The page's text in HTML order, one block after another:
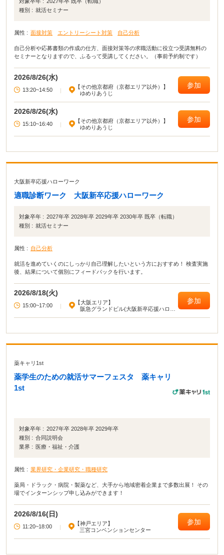
種別 : 就活セミナー
属性 : 面接対策 エントリーシート対策 自己分析
自己分析や応募書類の作成の仕方、面接対策等の求職活動に役立つ受講無料の
セミナーとなりますので、ふるって受講してください。（事前予約制です）
2026/8/26(水)
13:20~14:50 |
【その他京都府（京都エリア以外）】
ゆめりあうじ
参加
2026/8/26(水)
15:10~16:40 |
【その他京都府（京都エリア以外）】
ゆめりあうじ
参加
大阪新卒応援ハローワーク
適職診断ワーク 大阪新卒応援ハローワーク
対象卒年 : 2027年卒 2028年卒 2029年卒 2030年卒 既卒（転職）
種別 : 就活セミナー
属性 : 自己分析
就活を進めていくのにしっかり自己理解したいという方におすすめ！ 検査実施
後、結果について個別にフィードバックを行います。
2026/8/18(火)
15:00~17:00 |
【大阪エリア】
阪急グランドビル(大阪新卒応援ハロー
参加
薬キャリ1st
薬学生のための就活サマーフェスタ 薬キャリ
1st
対象卒年 : 2027年卒 2028年卒 2029年卒
種別 : 合同説明会
業界 :
医療・福祉・介護
属性 : 業界研究・企業研究・職種研究
薬局・ドラック・病院・製薬など、大手から地域密着企業まで多数出展！ その
場でインターンシップ申し込みができます！
2026/8/16(日)
11:20~18:00 |
【神戸エリア】
三宮コンベンションセンター
参加